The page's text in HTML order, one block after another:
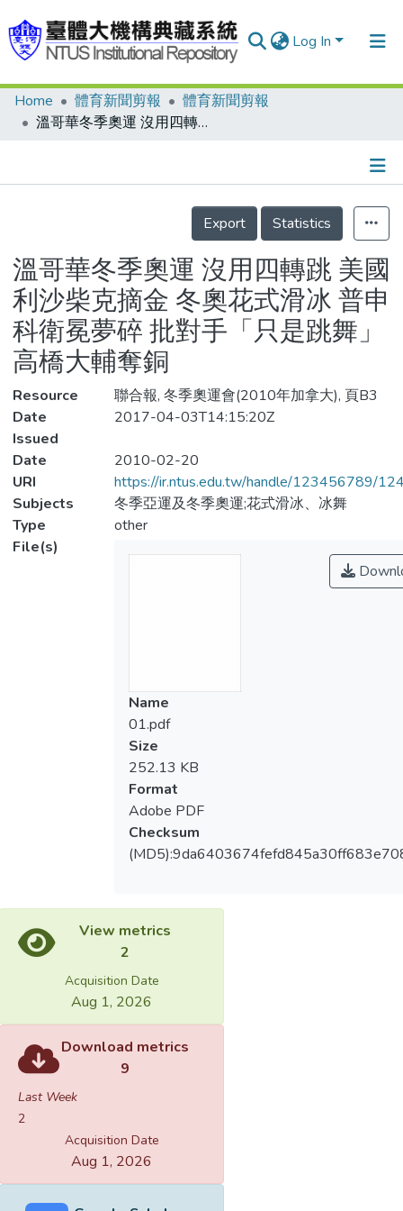
Log In
Communities & Collections
Statistics
Home 體育新聞剪報
體育新聞剪報
溫哥華冬季奧運 沒用四轉跳 美國利沙柴克摘金 冬奧花式滑冰 普申科衛冕夢碎 批對手「只是跳舞」 高橋大輔奪銅
Details
Export
Statistics
溫哥華冬季奧運 沒用四轉跳 美國
利沙柴克摘金 冬奧花式滑冰 普申
科衛冕夢碎 批對手「只是跳舞」
高橋大輔奪銅
Resource
聯合報, 冬季奧運會(2010年加拿大), 頁B3
Date
Issued
2017-04-03T14:15:20Z
Date
2010-02-20
URI
https://ir.ntus.edu.tw/handle/123456789/
Subjects
冬季亞運及冬季奧運;花式滑冰、冰舞
Type
other
File(s)
Name
01.pdf
Size
252.13 KB
Format
Adobe PDF
Checksum
View metrics
2
Acquisition Date
Aug 1, 2026
Download metrics
9
Last Week
2
Acquisition Date
Aug 1, 2026